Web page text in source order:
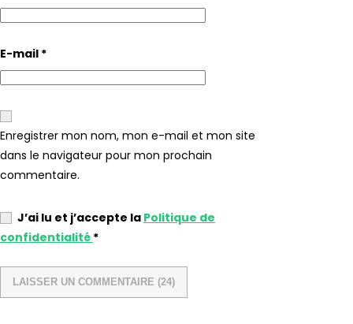
E-mail *
Enregistrer mon nom, mon e-mail et mon site
dans le navigateur pour mon prochain
commentaire.
J’ai lu et j’accepte la Politique de
confidentialité *